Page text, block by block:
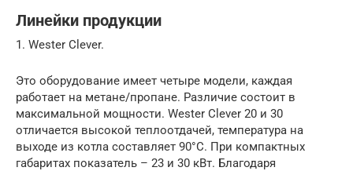
Линейки продукции
1. Wester Clever.
Это оборудование имеет четыре модели, каждая
работает на метане/пропане. Различие состоит в
максимальной мощности. Wester Clever 20 и 30
отличается высокой теплоотдачей, температура на
выходе из котла составляет 90°C. При компактных
габаритах показатель – 23 и 30 кВт. Благодаря